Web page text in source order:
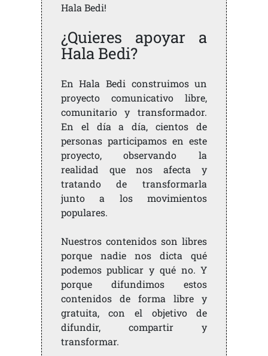
Hala Bedi!
¿Quieres apoyar a
Hala Bedi?
En Hala Bedi construimos un
proyecto comunicativo libre,
comunitario y transformador.
En el día a día, cientos de
personas participamos en este
proyecto, observando la
realidad que nos afecta y
tratando de transformarla
junto a los movimientos
populares.
Nuestros contenidos son libres
porque nadie nos dicta qué
podemos publicar y qué no. Y
porque difundimos estos
contenidos de forma libre y
gratuita, con el objetivo de
difundir, compartir y
transformar.